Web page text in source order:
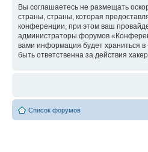
Вы соглашаетесь не размещать
страны, страны, которая
конференции, при этом ваш
администраторы форумов
вами информация будет храниться
быть ответственна за действия
Список форумов